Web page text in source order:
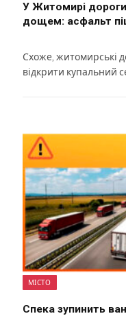
У Житомирі дороги
дощем: асфальт
Схоже, житомирські
відкрити купальний
МІСТО
Спека зупинить